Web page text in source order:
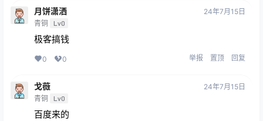
月饼潇洒
青铜 Lv0
24年7月15日
极客搞钱
0 0 举报 置顶 回复
戈薇
青铜 Lv0
24年7月15日
百度来的